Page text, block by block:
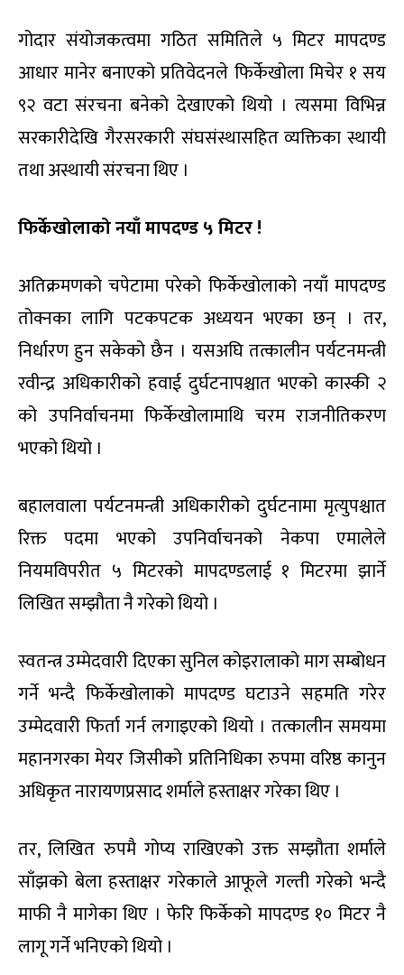
गोदार संयोजकत्वमा गठित समितिले ५ मिटर मापदण्ड
आधार मानेर बनाएको प्रतिवेदनले फिर्केखोला मिचेर १ सय
९२ वटा संरचना बनेको देखाएको थियो । त्यसमा विभिन्न
सरकारीदेखि गैरसरकारी संघसंस्थासहित व्यक्तिका स्थायी
तथा अस्थायी संरचना थिए ।
फिर्केखोलाको नयाँ मापदण्ड ५ मिटर !
अतिक्रमणको चपेटामा परेको फिर्केखोलाको नयाँ मापदण्ड
तोक्नका लागि पटकपटक अध्ययन भएका छन् । तर,
निर्धारण हुन सकेको छैन । यसअघि तत्कालीन पर्यटनमन्त्री
रवीन्द्र अधिकारीको हवाई दुर्घटनापश्चात भएको कास्की २
को उपनिर्वाचनमा फिर्केखोलामाथि चरम राजनीतिकरण
भएको थियो ।
बहालवाला पर्यटनमन्त्री अधिकारीको दुर्घटनामा मृत्युपश्चात
रिक्त पदमा भएको उपनिर्वाचनको नेकपा एमालेले
नियमविपरीत ५ मिटरको मापदण्डलाई १ मिटरमा झार्ने
लिखित सम्झौता नै गरेको थियो ।
स्वतन्त्र उम्मेदवारी दिएका सुनिल कोइरालाको माग सम्बोधन
गर्ने भन्दै फिर्केखोलाको मापदण्ड घटाउने सहमति गरेर
उम्मेदवारी फिर्ता गर्न लगाइएको थियो । तत्कालीन समयमा
महानगरका मेयर जिसीको प्रतिनिधिका रुपमा वरिष्ठ कानुन
अधिकृत नारायणप्रसाद शर्माले हस्ताक्षर गरेका थिए ।
तर, लिखित रुपमै गोप्य राखिएको उक्त सम्झौता शर्माले
साँझको बेला हस्ताक्षर गरेकाले आफूले गल्ती गरेको भन्दै
माफी नै मागेका थिए । फेरि फिर्केको मापदण्ड १० मिटर नै
लागू गर्ने भनिएको थियो ।